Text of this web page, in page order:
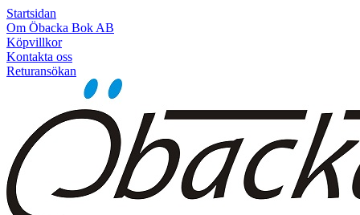
Startsidan
Om Öbacka Bok AB
Köpvillkor
Kontakta oss
Returansökan